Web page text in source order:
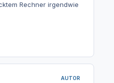
Rechner irgendwie
AUTOR